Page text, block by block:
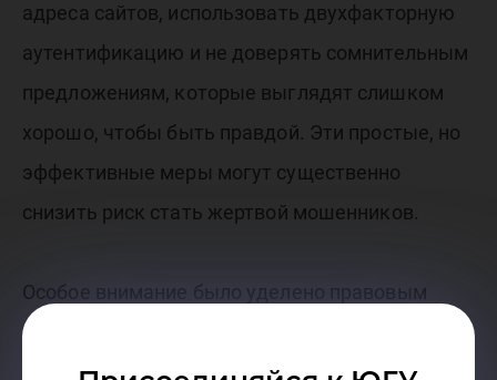
адреса сайтов, использовать двухфакторную
аутентификацию и не доверять сомнительным
предложениям, которые выглядят слишком
хорошо, чтобы быть правдой. Эти простые, но
эффективные меры могут существенно
снизить риск стать жертвой мошенников.
Особое внимание было уделено правовым
аспектам киберпреступности. Елизавета
Алексеевна рассказала о том, какая